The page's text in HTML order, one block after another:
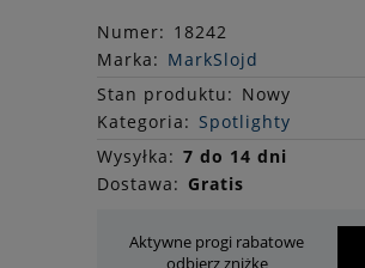
Numer: 18242
Marka: MarkSlojd
Stan produktu: Nowy
Kategoria: Spotlighty
Wysyłka: 7 do 14 dni
Dostawa: Gratis
Aktywne progi rabatowe
odbierz zniżkę